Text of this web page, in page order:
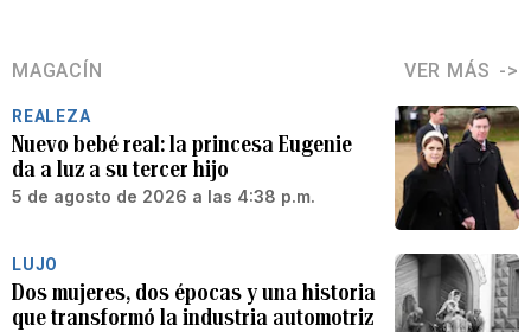
MAGACÍN VER MÁS
REALEZA
Nuevo bebé real: la princesa Eugenie
da a luz a su tercer hijo
5 de agosto de 2026 a las 4:38 p.m.
LUJO
Dos mujeres, dos épocas y una historia
que transformó la industria automotriz